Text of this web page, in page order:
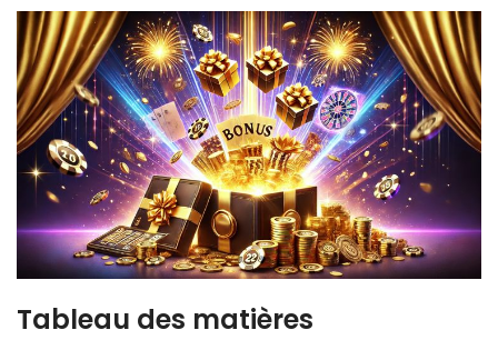
Tableau des matières